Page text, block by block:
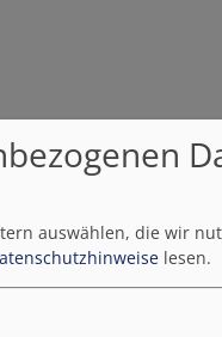
auswählen, die wir
lesen.